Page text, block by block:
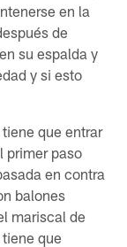
en la
de
su espalda y
y si esto
que entrar
primer paso
en contra
balones
mariscal de
que